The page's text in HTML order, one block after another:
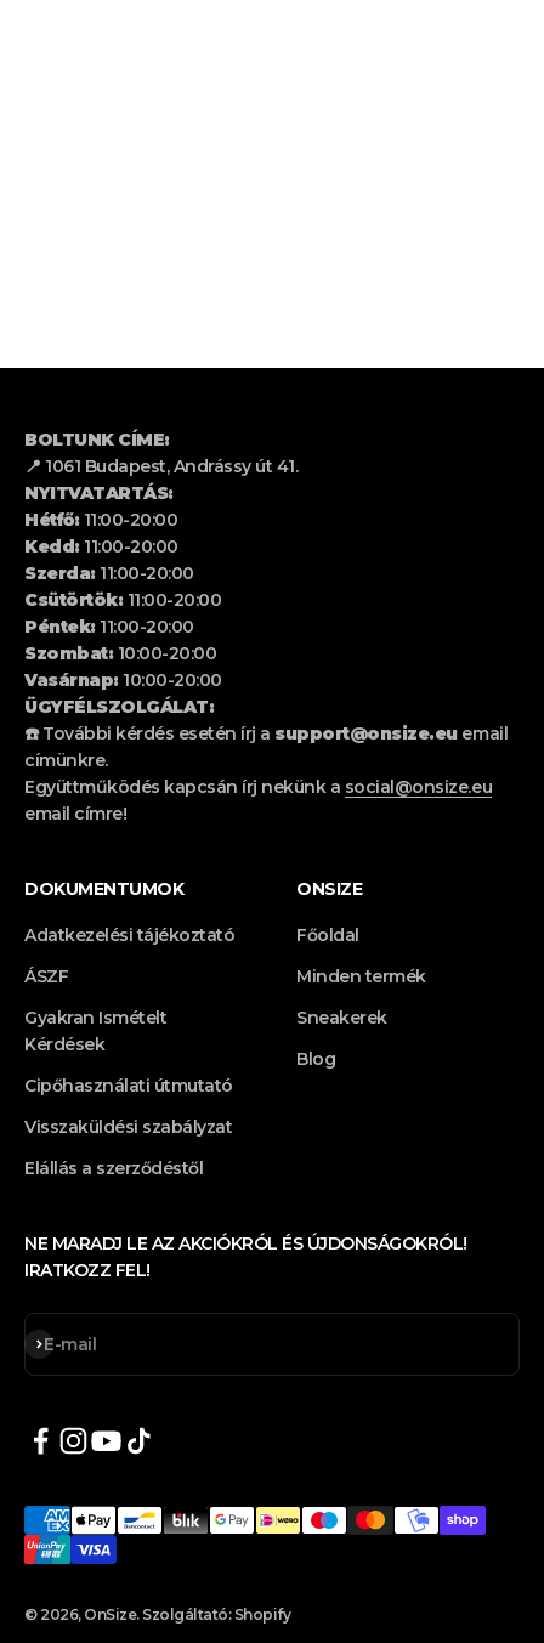
BOLTUNK CÍME:
📍 1061 Budapest, Andrássy út 41.
NYITVATARTÁS:
Hétfő: 11:00-20:00
Kedd: 11:00-20:00
Szerda: 11:00-20:00
Csütörtök: 11:00-20:00
Péntek: 11:00-20:00
Szombat: 10:00-20:00
Vasárnap: 10:00-20:00
ÜGYFÉLSZOLGÁLAT:
☎️ További kérdés esetén írj a support@onsize.euemail
címünkre.
Együttműködés kapcsán írj nekünk a social@onsize.eu
email címre!
DOKUMENTUMOK
Adatkezelési tájékoztató
ÁSZF
Gyakran Ismételt
Kérdések
Cipőhasználati útmutató
Visszaküldési szabályzat
Elállás a szerződéstől
ONSIZE
Főoldal
Minden termék
Sneakerek
Blog
NE MARADJ LE AZ AKCIÓKRÓL ÉS ÚJDONSÁGOKRÓL!
IRATKOZZ FEL!
E-mail
Feliratkozás
© 2026, OnSize. Szolgáltató: Shopify